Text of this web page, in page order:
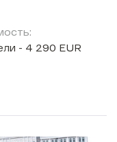
- 4 290 EUR